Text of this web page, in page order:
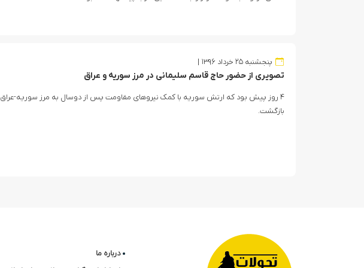
پنجشنبه ۲۵ خرداد ۱۳۹۶
تصویری از حضور حاج قاسم سلیمانی در مرز سوریه و عراق
۴ روز پیش بود که ارتش سوریه با کمک نیروهای مقاومت پس از دوسال به مرز سوریه-عراق
بازگشت.
درباره ما